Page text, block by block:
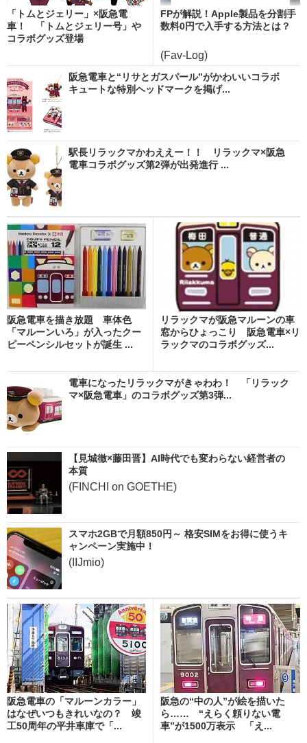
「トムとジェリー」×阪急電
車！ 「トムとジェリー号」や
コラボグッズ登場
FPが解説！Apple製品を分割手
数料0円で入手する方法とは？
(Fav-Log)
阪急電車と“リサとガスパール”がかわいいコラボ
キュートな特別ヘッドマークを掲げ...
駅長リラックマかわええー！！ リラックマ×阪急
電車コラボグッズ第2弾が出発進行 ...
阪急電車を描き放題 車体色
「マルーンいろ」が入ったクー
ピーペンシルセットが誕生 ...
リラックマが阪急マルーンの車
窓からひょっこり 阪急電車×リ
ラックマのコラボグッズ...
電車になったリラックマがきゃわわ！ 「リラック
マ×阪急電車」のコラボグッズ第3弾...
【見城徹×藤田晋】AI時代でも変わらない経営者の
本質
(FINCHI on GOETHE)
スマホ2GBで月額850円～ 格安SIMをお得に使うキ
ャンペーン実施中！
(IIJmio)
阪急電車の「マルーンカラー」
はなぜいつもきれいなの？ 竣
工50周年の平井車庫で「...
阪急の“中の人”が絵を描いた
ら…… “えらく頼りない電
車”が1500万表示 「え...